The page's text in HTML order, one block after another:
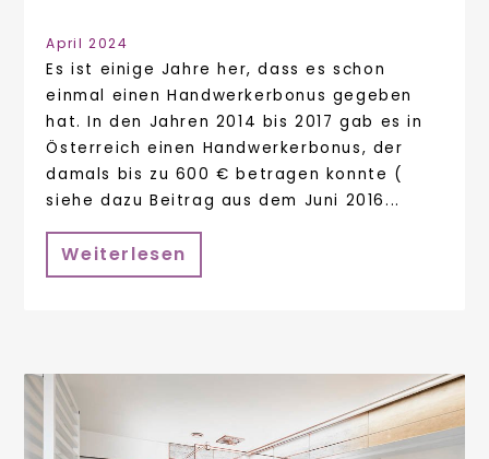
April 2024
Es ist einige Jahre her, dass es schon
einmal einen Handwerkerbonus gegeben
hat. In den Jahren 2014 bis 2017 gab es in
Österreich einen Handwerkerbonus, der
damals bis zu 600 € betragen konnte (
siehe dazu Beitrag aus dem Juni 2016...
Weiterlesen